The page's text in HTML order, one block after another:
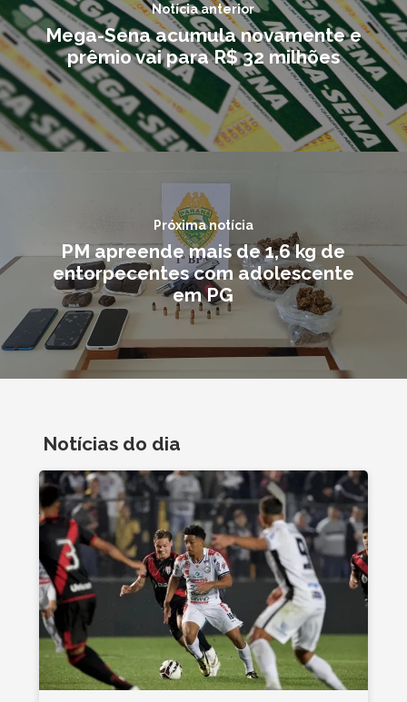
Notícia anterior
Mega-Sena acumula novamente e
prêmio vai para R$ 32 milhões
Próxima notícia
PM apreende mais de 1,6 kg de
entorpecentes com adolescente
em PG
Notícias do dia